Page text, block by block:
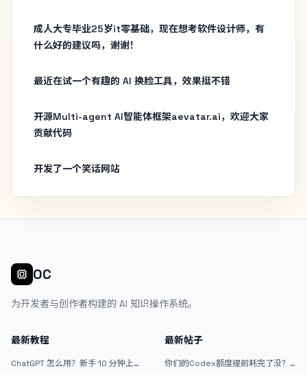
成人大专毕业25岁it零基础，现在想考软件设计师，有
什么好的建议吗，谢谢！
最近在试一个有趣的 AI 换脸工具，效果挺不错
开源Multi-agent AI智能体框架aevatar.ai，欢迎大家
贡献代码
开发了一个笑话网站
OC
为开发者与创作者构建的 AI 知识操作系统。
最新教程
ChatGPT 怎么用？新手 10 分钟上手
最新帖子
你们的Codex额度提前耗完了没？